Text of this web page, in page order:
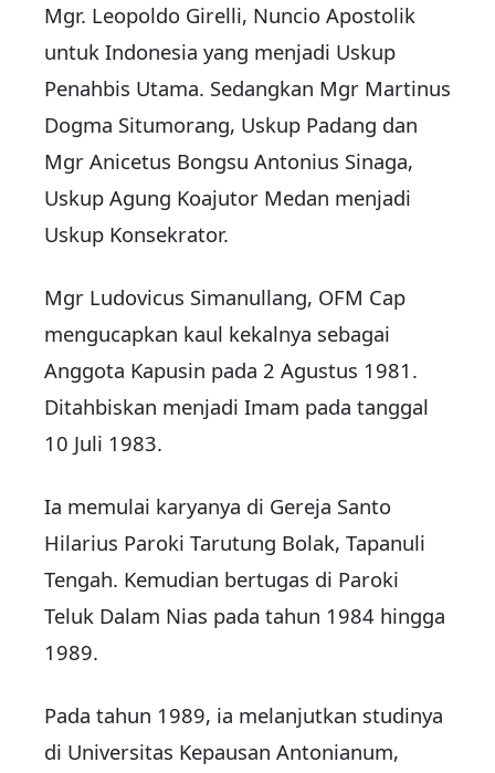
Mgr. Leopoldo Girelli, Nuncio Apostolik
untuk Indonesia yang menjadi Uskup
Penahbis Utama. Sedangkan Mgr Martinus
Dogma Situmorang, Uskup Padang dan
Mgr Anicetus Bongsu Antonius Sinaga,
Uskup Agung Koajutor Medan menjadi
Uskup Konsekrator.
Mgr Ludovicus Simanullang, OFM Cap
mengucapkan kaul kekalnya sebagai
Anggota Kapusin pada 2 Agustus 1981.
Ditahbiskan menjadi Imam pada tanggal
10 Juli 1983.
Ia memulai karyanya di Gereja Santo
Hilarius Paroki Tarutung Bolak, Tapanuli
Tengah. Kemudian bertugas di Paroki
Teluk Dalam Nias pada tahun 1984 hingga
1989.
Pada tahun 1989, ia melanjutkan studinya
di Universitas Kepausan Antonianum,